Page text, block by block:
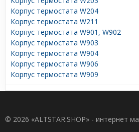
Корпус термостата W204
Корпус термостата W211
Корпус термостата W901, W902
Корпус термостата W903
Корпус термостата W904
Корпус термостата W906
Корпус термостата W909
© 2026 «ALTSTAR.SHOP» - интернет